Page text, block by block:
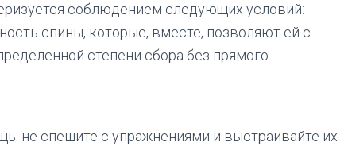
соблюдением следующих условий:
спины, которые, вместе, позволяют ей с
степени сбора без прямого
не спешите с упражнениями и выстраивайте их